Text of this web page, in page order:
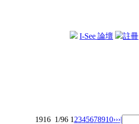
I-See 論壇 註冊
1916 1/96 1 2345678910›››|